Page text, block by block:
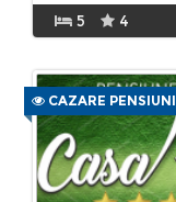
5 4
CAZARE PENSIUNI